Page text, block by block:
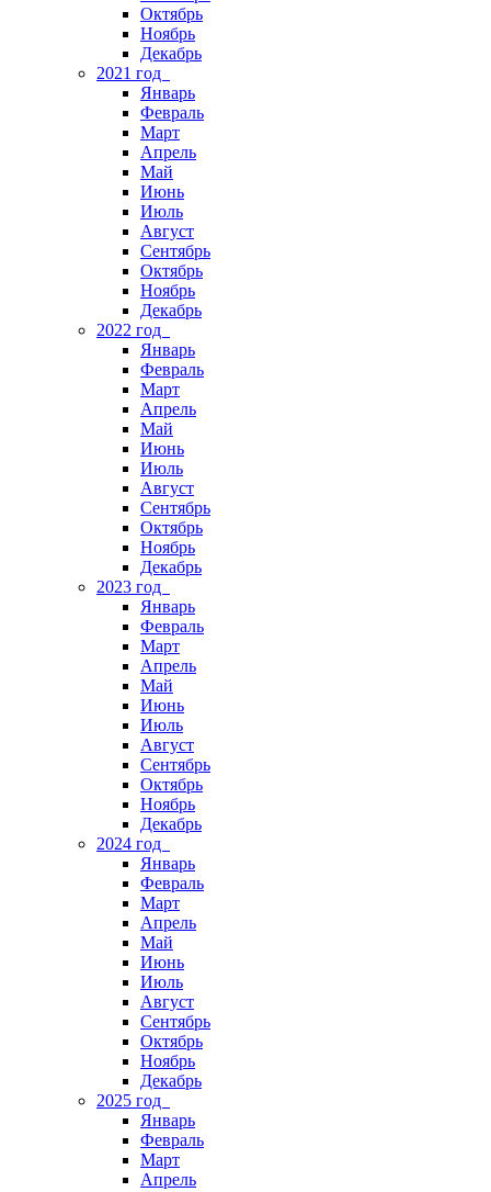
Октябрь
Ноябрь
Декабрь
2021 год
Январь
Февраль
Март
Апрель
Май
Июнь
Июль
Август
Сентябрь
Октябрь
Ноябрь
Декабрь
2022 год
Январь
Февраль
Март
Апрель
Май
Июнь
Июль
Август
Сентябрь
Октябрь
Ноябрь
Декабрь
2023 год
Январь
Февраль
Март
Апрель
Май
Июнь
Июль
Август
Сентябрь
Октябрь
Ноябрь
Декабрь
2024 год
Январь
Февраль
Март
Апрель
Май
Июнь
Июль
Август
Сентябрь
Октябрь
Ноябрь
Декабрь
2025 год
Январь
Февраль
Март
Апрель